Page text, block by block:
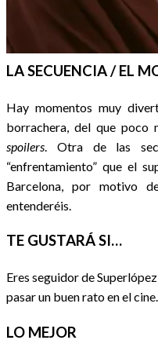
LA SECUENCIA / EL
Hay momentos muy
borrachera, del que poco
spoilers . Otra de las
“enfrentamiento” que el
Barcelona, por motivo
entenderéis.
TE GUSTARÁ SI…
Eres seguidor de
pasar un buen rato en el cine.
LO MEJOR